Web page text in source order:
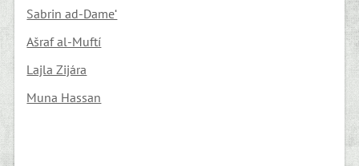
Sabrin ad-Dame‘
Ašraf al-Muftí
Lajla Zijára
Muna Hassan